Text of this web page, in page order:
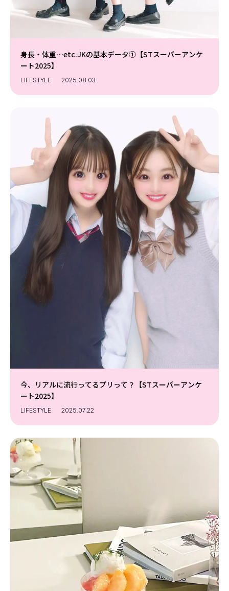
身長・体重…etc.JKの基本データ①【STスーパーアンケ
ート2025】
LIFESTYLE 2025.08.03
今、リアルに流行ってるプリって？【STスーパーアンケ
ート2025】
LIFESTYLE 2025.07.22